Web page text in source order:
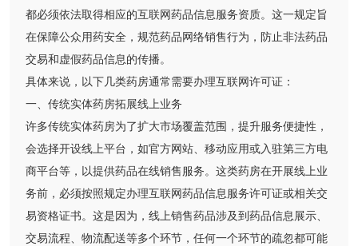
都必须依法取得相应的互联网药品信息服务资质。这一规定旨
在保障公众用药安全，规范药品网络销售行为，防止非法药品
交易和虚假药品信息的传播。
具体来说，以下几类药房通常需要办理互联网许可证：
一、传统实体药房拓展线上业务
许多传统实体药房为了扩大市场覆盖范围，提升服务便捷性，
会选择开设线上平台，如官方网站、移动应用或入驻第三方电
商平台等，以提供药品在线销售服务。这类药房在开展线上业
务前，必须按照规定办理互联网药品信息服务许可证或相关交
易资格证书。这是因为，线上销售药品涉及到药品信息展示、
交易流程、物流配送等多个环节，任何一个环节的疏忽都可能